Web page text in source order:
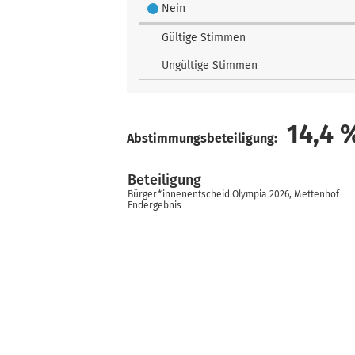
Nein
Gültige Stimmen
Ungültige Stimmen
Abstimmungsbeteiligung: 14,4
Beteiligung
Bürger*innenentscheid Olympia 2026, Mettenhof
Endergebnis